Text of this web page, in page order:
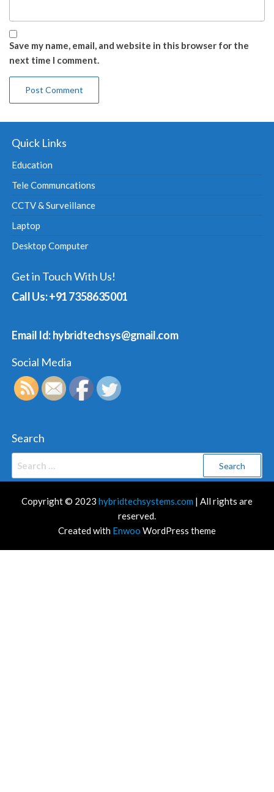
Save my name, email, and website in this browser for the
next time I comment.
Quick Links
Education
Tele Communcations
CCTV & Surveillance
Laptop
Desktop Computer
Get in Touch With Us!
Call Us: +91 7358635001
Email Id: hybridtechsys@gmail.com
Social Media
Search
Copyright © 2023 hybridtechsystems.com | All rights are
reserved.
Created with Enwoo WordPress theme